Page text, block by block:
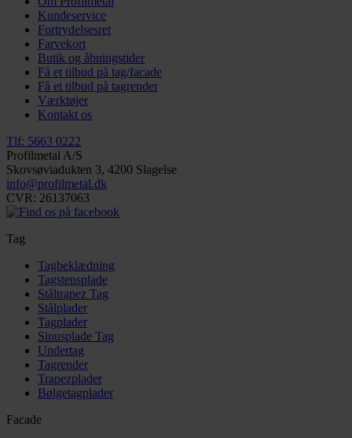
Kundeservice
Fortrydelsesret
Farvekort
Butik og åbningstider
Få et tilbud på tag/facade
Få et tilbud på tagrender
Værktøjer
Kontakt os
Tlf: 5663 0222
Profilmetal A/S
Skovsøviadukten 3, 4200 Slagelse
info@profilmetal.dk
CVR: 26137063
Tag
Tagbeklædning
Tagstensplade
Ståltrapez Tag
Stålplader
Tagplader
Sinusplade Tag
Undertag
Tagrender
Trapezplader
Bølgetagplader
Facade